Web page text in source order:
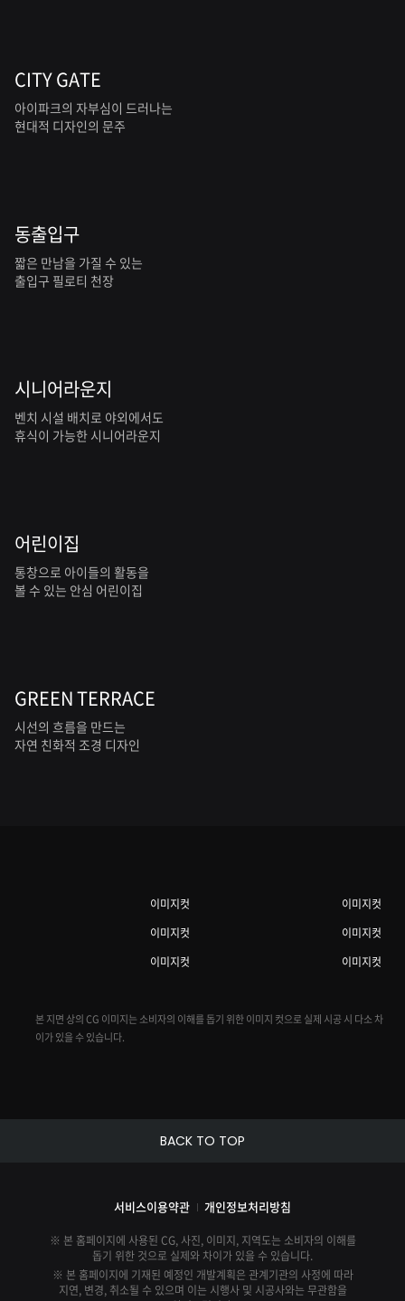
CITY GATE
아이파크의 자부심이 드러나는
현대적 디자인의 문주
동출입구
짧은 만남을 가질 수 있는
출입구 필로티 천장
시니어라운지
벤치 시설 배치로 야외에서도
휴식이 가능한 시니어라운지
어린이집
통창으로 아이들의 활동을
볼 수 있는 안심 어린이집
GREEN TERRACE
시선의 흐름을 만드는
자연 친화적 조경 디자인
이미지컷
이미지컷
이미지컷
이미지컷
이미지컷
이미지컷
본 지면 상의 CG 이미지는 소비자의 이해를 돕기 위한 이미지 컷으로 실제 시공 시 다소 차
이가 있을 수 있습니다.
BACK TO TOP
서비스이용약관 개인정보처리방침
※ 본 홈페이지에 사용된 CG, 사진, 이미지, 지역도는 소비자의 이해를
돕기 위한 것으로 실제와 차이가 있을 수 있습니다.
※ 본 홈페이지에 기재된 예정인 개발계획은 관계기관의 사정에 따라
지연, 변경, 취소될 수 있으며 이는 시행사 및 시공사와는 무관함을